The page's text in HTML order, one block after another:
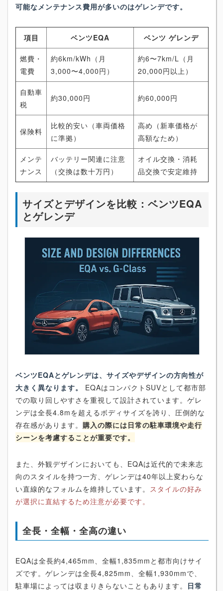
可能なメンテナンス費用が多いのはゲレンデです。
項目 ベンツEQA ベンツ ゲレンデ
燃費・
電費
約6km/kWh（月
3,000〜4,000円）
約6〜7km/L（月
20,000円以上）
自動車
税
約30,000円 約60,000円
保険料
比較的安い（車両価格
に準拠）
高め（新車価格が
高額なため）
メンテ
ナンス
バッテリー関連に注意
（交換は数十万円）
オイル交換・消耗
品交換で安定維持
サイズとデザインを比較：ベンツEQA
とゲレンデ
ベンツEQAとゲレンデは、サイズやデザインの方向性が
大きく異なります。
EQAはコンパクトSUVとして都市部
での取り回しやすさを重視して設計されています。ゲレ
ンデは全長4.8mを超えるボディサイズを誇り、圧倒的な
存在感があります。 購入の際には日常の駐車環境や走行
シーンを考慮することが重要です。
また、外観デザインにおいても、EQAは近代的で未来志
向のスタイルを持つ一方、ゲレンデは40年以上変わらな
い直線的なフォルムを維持しています。 スタイルの好み
が選択に直結するため注意が必要です。
全長・全幅・全高の違い
EQAは全長約4,465mm、全幅1,835mmと都市向けサイ
ズです。ゲレンデは全長4,825mm、全幅1,930mmで、
駐車場によっては収まりきらないこともあります。 日常